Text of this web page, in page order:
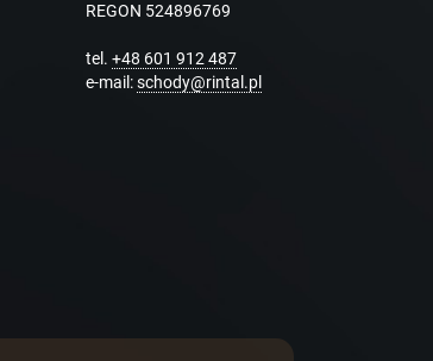
REGON 524896769
tel. +48 601 912 487
e-mail:schody@rintal.pl